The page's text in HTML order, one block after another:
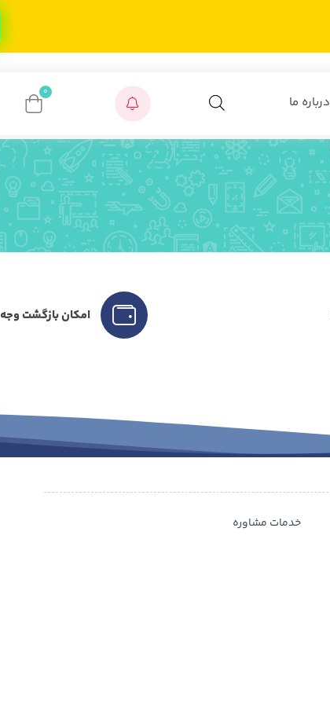
درباره ما
0
امکان بازگشت وجه
خدمات مشاوره